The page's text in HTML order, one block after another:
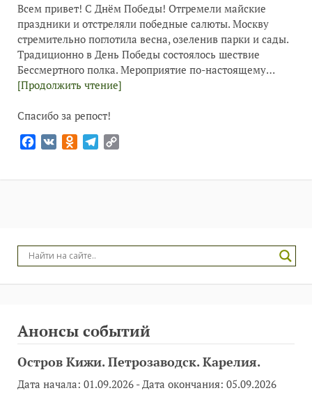
Всем привет! С Днём Победы! Отгремели майские
праздники и отстреляли победные салюты. Москву
стремительно поглотила весна, озеленив парки и сады.
Традиционно в День Победы состоялось шествие
Бессмертного полка. Мероприятие по-настоящему…
[Продолжить чтение]
Спасибо за репост!
Facebook
VK Odnoklassniki
Telegram
Анонсы событий
Остров Кижи. Петрозаводск. Карелия.
Дата начала: 01.09.2026 - Дата окончания: 05.09.2026